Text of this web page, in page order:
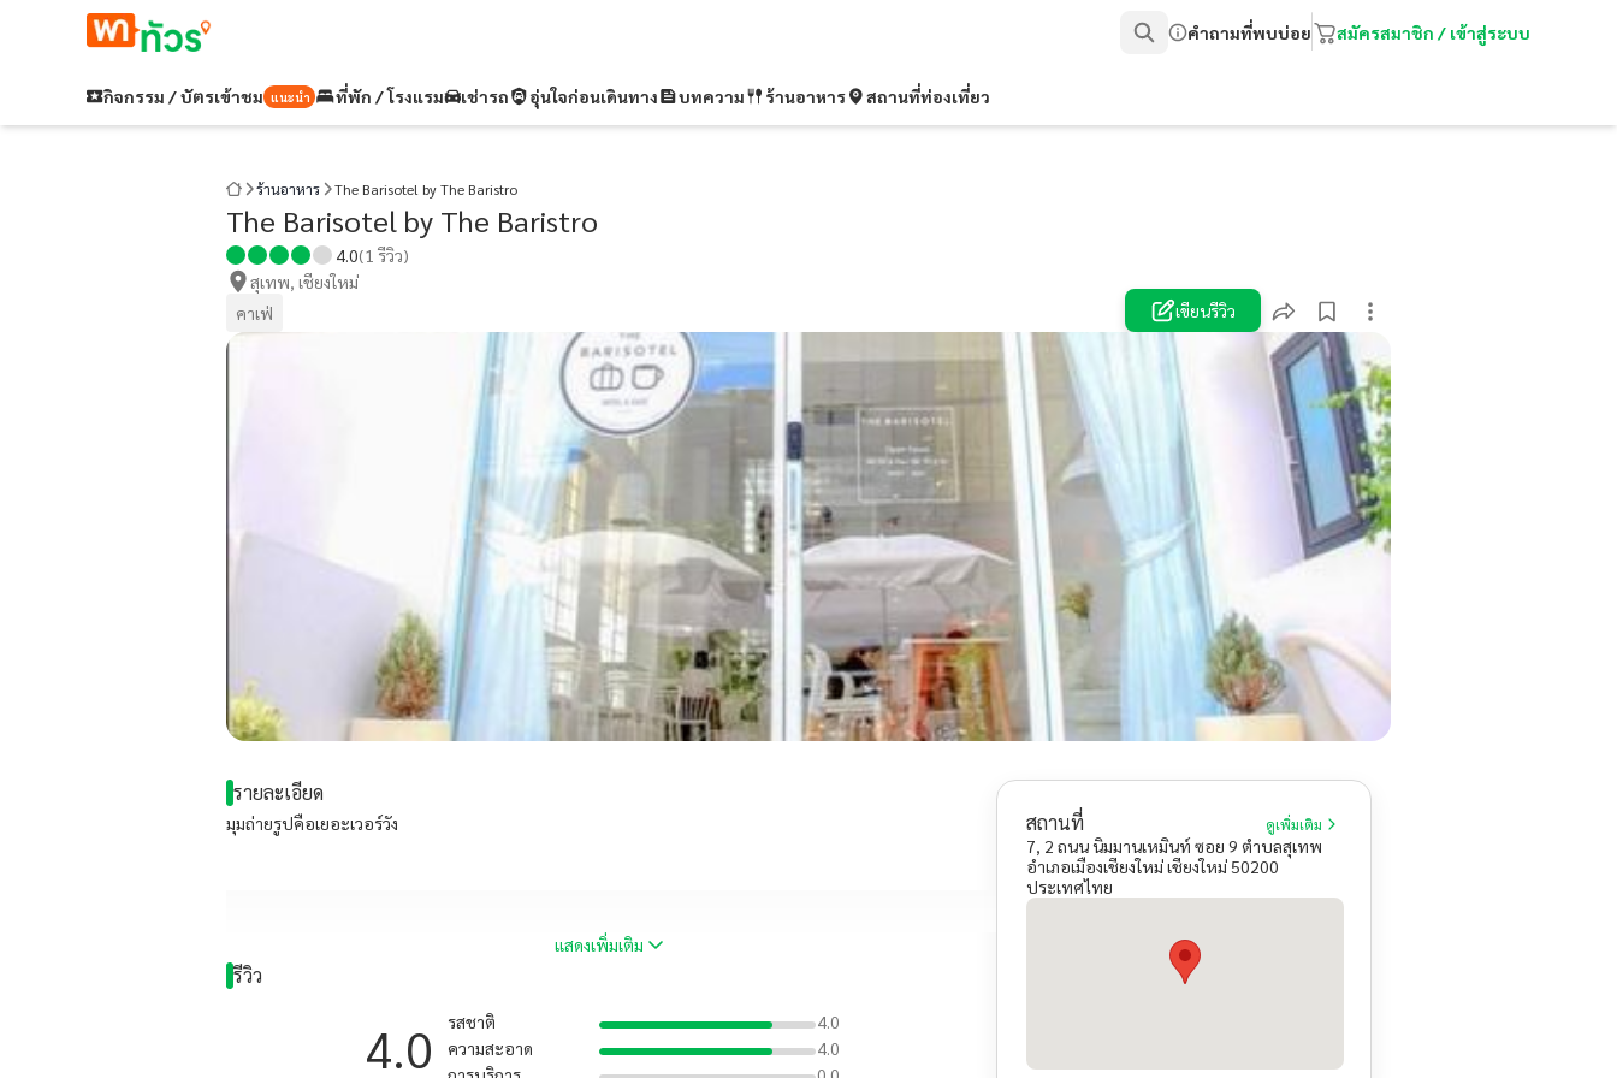
คำถามที่พบบ่อย สมัครสมาชิก / เข้าสู่ระบบ
กิจกรรม / บัตรเข้าชม แนะนำ ที่พัก / โรงแรม เช่ารถ อุ่นใจก่อนเดินทาง บทความ ร้านอาหาร สถานที่ท่องเที่ยว
ร้านอาหาร The Barisotel by The Baristro
The Barisotel by The Baristro
4.0(1 รีวิว)
สุเทพ, เชียงใหม่
คาเฟ่
เขียนรีวิว
รายละเอียด
มุมถ่ายรูปคือเยอะเวอร์วัง
แสดงเพิ่มเติม
รีวิว
4.0 รสชาติ
4.0
ความสะอาด
4.0
สถานที่ ดูเพิ่มเติม
7, 2 ถนน นิมมานเหมินท์ ซอย 9 ตำบลสุเทพ
อำเภอเมืองเชียงใหม่ เชียงใหม่ 50200
ประเทศไทย